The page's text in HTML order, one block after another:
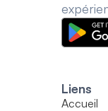
Liens
Accueil